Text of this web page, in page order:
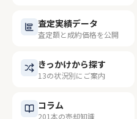
査定実績データ
査定額と成約価格を公開
きっかけから探す
13の状況別にご案内
コラム
201本の売却知識